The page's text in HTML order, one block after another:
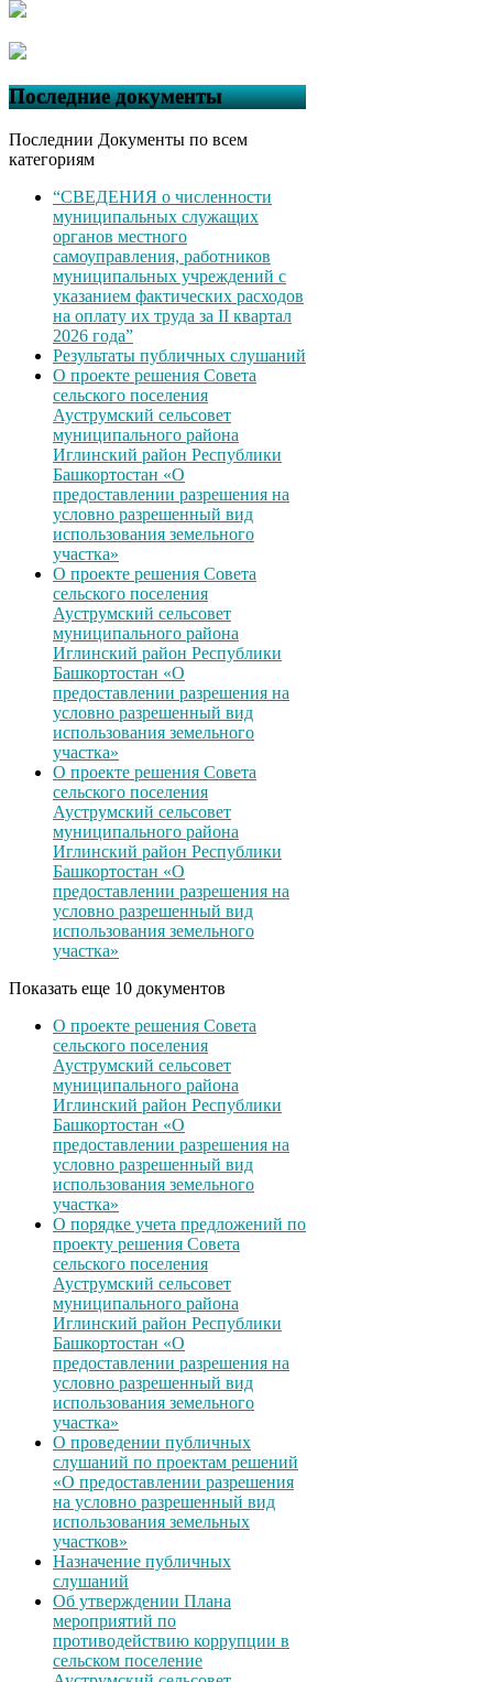
Последние документы
Последнии Документы по всем
категориям
“СВЕДЕНИЯ о численности
муниципальных служащих
органов местного
самоуправления, работников
муниципальных учреждений с
указанием фактических расходов
на оплату их труда за II квартал
2026 года”
Результаты публичных слушаний
О проекте решения Совета
сельского поселения
Ауструмский сельсовет
муниципального района
Иглинский район Республики
Башкортостан «О
предоставлении разрешения на
условно разрешенный вид
использования земельного
участка»
О проекте решения Совета
сельского поселения
Ауструмский сельсовет
муниципального района
Иглинский район Республики
Башкортостан «О
предоставлении разрешения на
условно разрешенный вид
использования земельного
участка»
О проекте решения Совета
сельского поселения
Ауструмский сельсовет
муниципального района
Иглинский район Республики
Башкортостан «О
предоставлении разрешения на
условно разрешенный вид
использования земельного
участка»
Показать еще 10 документов
О проекте решения Совета
сельского поселения
Ауструмский сельсовет
муниципального района
Иглинский район Республики
Башкортостан «О
предоставлении разрешения на
условно разрешенный вид
использования земельного
участка»
О порядке учета предложений по
проекту решения Совета
сельского поселения
Ауструмский сельсовет
муниципального района
Иглинский район Республики
Башкортостан «О
предоставлении разрешения на
условно разрешенный вид
использования земельного
участка»
О проведении публичных
слушаний по проектам решений
«О предоставлении разрешения
на условно разрешенный вид
использования земельных
участков»
Назначение публичных
слушаний
Об утверждении Плана
мероприятий по
противодействию коррупции в
сельском поселение